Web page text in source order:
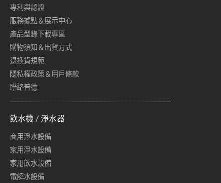
專利與認證
服務據點＆展示中心
產品型錄下載專區
購物須知＆出貨方式
退換貨規範
隱私權政策＆用戶條款
聯絡普德
飲水機 / 淨水器
商用淨水設備
家用淨水設備
家用飲水設備
電解水設備